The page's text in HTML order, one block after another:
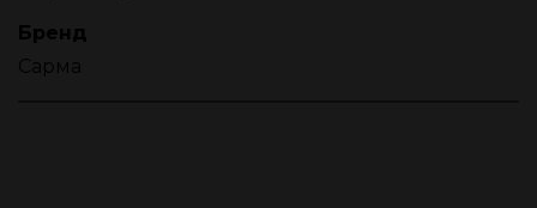
Бренд
Сарма